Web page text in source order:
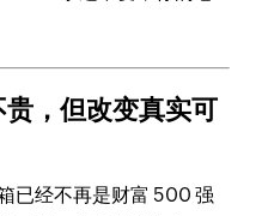
，但改变真实可
已经不再是财富 500 强